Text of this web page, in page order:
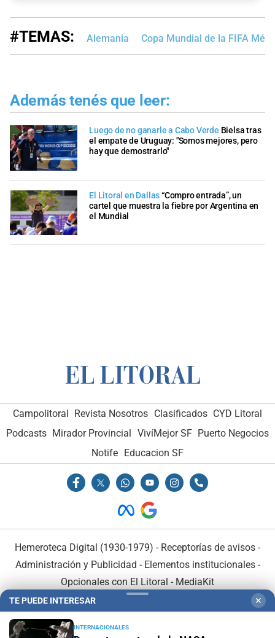
#TEMAS: Alemania Copa Mundial de la FIFA
Además tenés que leer:
Luego de no ganarle a Cabo Verde Bielsa tras
el empate de Uruguay: "Somos mejores, pero
hay que demostrarlo"
El Litoral en Dallas“Compro entrada”, un
cartel que muestra la fiebre por Argentina en
el Mundial
Campolitoral Revista Nosotros Clasificados CYD Litoral
Podcasts Mirador Provincial VivíMejor SF Puerto Negocios
Notife Educacion SF
Hemeroteca Digital (1930-1979) - Receptorías de avisos -
Administración y Publicidad - Elementos institucionales-
Opcionales con El Litoral - MediaKit
TE PUEDE INTERESAR ✕
INTERNACIONALES